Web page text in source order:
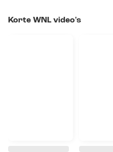
Korte WNL video's